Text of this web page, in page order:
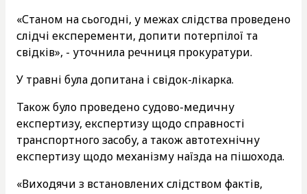
«Станом на сьогодні, у межах слідства проведено
слідчі експеременти, допити потерпілої та
свідків», - уточнила речниця прокуратури.
У травні була допитана і свідок-лікарка.
Також було проведено судово-медичну
експертизу, експертизу щодо справності
транспортного засобу, а також автотехнічну
експертизу щодо механізму наїзда на пішохода.
«Виходячи з встановлених слідством фактів,